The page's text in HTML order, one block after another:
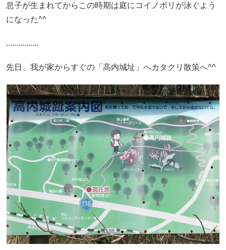
息子が生まれてからこの時期は庭にコイノボリが泳ぐよう
になった^^
................
先日、我が家からすぐの「高内城址」へカタクリ散策へ^^